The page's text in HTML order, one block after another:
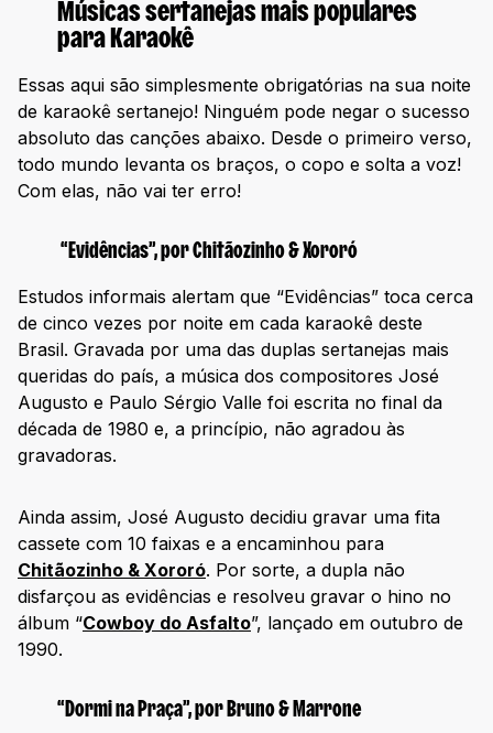
Músicas sertanejas mais populares
para Karaokê
Essas aqui são simplesmente obrigatórias na sua noite
de karaokê sertanejo! Ninguém pode negar o sucesso
absoluto das canções abaixo. Desde o primeiro verso,
todo mundo levanta os braços, o copo e solta a voz!
Com elas, não vai ter erro!
“Evidências”, por Chitãozinho & Xororó
Estudos informais alertam que “Evidências” toca cerca
de cinco vezes por noite em cada karaokê deste
Brasil. Gravada por uma das duplas sertanejas mais
queridas do país, a música dos compositores José
Augusto e Paulo Sérgio Valle foi escrita no final da
década de 1980 e, a princípio, não agradou às
gravadoras.
Ainda assim, José Augusto decidiu gravar uma fita
cassete com 10 faixas e a encaminhou para
Chitãozinho & Xororó. Por sorte, a dupla não
disfarçou as evidências e resolveu gravar o hino no
álbum “Cowboy do Asfalto”, lançado em outubro de
1990.
“Dormi na Praça”, por Bruno & Marrone